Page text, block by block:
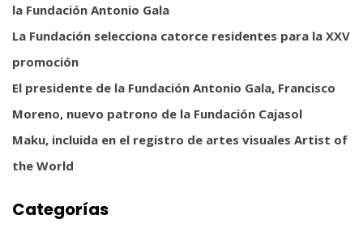
la Fundación Antonio Gala
La Fundación selecciona catorce residentes para la XXV
promoción
El presidente de la Fundación Antonio Gala, Francisco
Moreno, nuevo patrono de la Fundación Cajasol
Maku, incluida en el registro de artes visuales Artist of
the World
Categorías